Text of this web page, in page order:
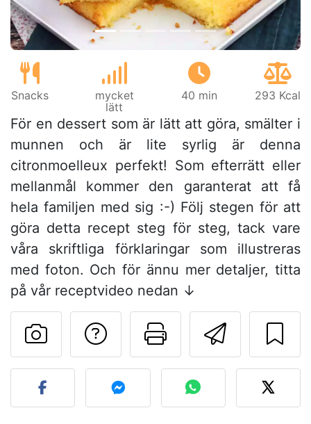
Snacks
mycket
lätt
40 min 293 Kcal
För en dessert som är lätt att göra, smälter i
munnen och är lite syrlig är denna
citronmoelleux perfekt! Som efterrätt eller
mellanmål kommer den garanterat att få
hela familjen med sig :-) Följ stegen för att
göra detta recept steg för steg, tack vare
våra skriftliga förklaringar som illustreras
med foton. Och för ännu mer detaljer, titta
på vår receptvideo nedan ↓
Skriv ut
Ställa en fråga till
Lägg upp ditt foto av